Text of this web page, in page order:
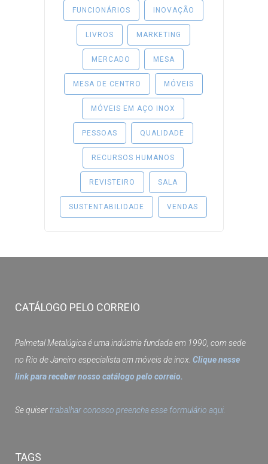
FUNCIONÁRIOS INOVAÇÃO
LIVROS MARKETING
MERCADO MESA
MESA DE CENTRO MÓVEIS
MÓVEIS EM AÇO INOX
PESSOAS QUALIDADE
RECURSOS HUMANOS
REVISTEIRO SALA
SUSTENTABILIDADE VENDAS
CATÁLOGO PELO CORREIO
Palmetal Metalúgica é uma indústria fundada em 1990, com sede
no Rio de Janeiro especialista em móveis de inox. Clique nesse
link para receber nosso catálogo pelo correio.
Se quisertrabalhar conosco preencha esse formulário aqui.
TAGS